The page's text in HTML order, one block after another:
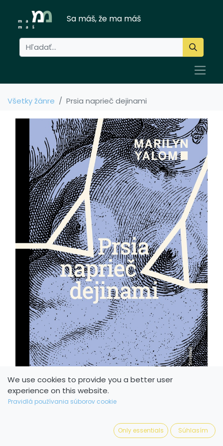
Sa máš, že ma máš
Všetky žánre Prsia naprieč dejinami
We use cookies to provide you a better user
experience on this website.
Pravidlá používania súborov cookie
Only essentials Súhlasím